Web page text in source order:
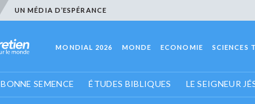
UN MÉDIA D’ESPÉRANCE
MONDIAL 2026 MONDE ECONOMIE SCIENCES
BONNE SEMENCE ÉTUDES BIBLIQUES LE SEIGNEUR